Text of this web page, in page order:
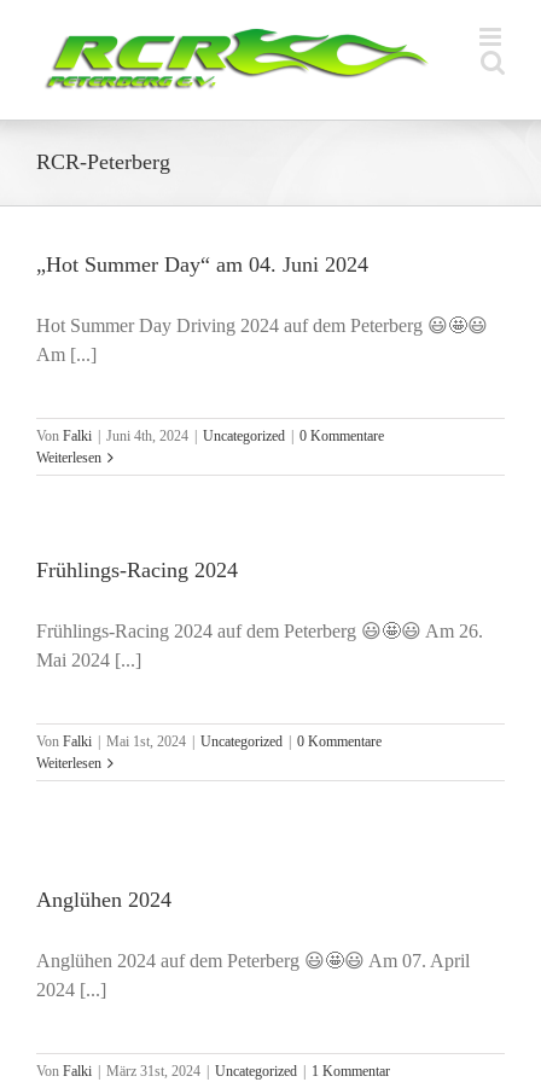
springen
RCR-Peterberg
„Hot Summer Day“ am 04. Juni 2024
Hot Summer Day Driving 2024 auf dem Peterberg 😃🤩😃
Am [...]
Von Falki Juni 4th, 2024 Uncategorized
0 Kommentare
Weiterlesen
Frühlings-Racing 2024
Frühlings-Racing 2024 auf dem Peterberg 😃🤩😃 Am 26.
Mai 2024 [...]
Von Falki Mai 1st, 2024 Uncategorized
0 Kommentare
Weiterlesen
Anglühen 2024
Anglühen 2024 auf dem Peterberg 😃🤩😃 Am 07. April
2024 [...]
Von Falki März 31st, 2024 Uncategorized
1 Kommentar